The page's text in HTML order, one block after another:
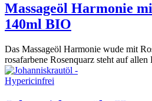
Massageöl Harmonie
140ml BIO
Das Massageöl Harmonie wude mit
rosafarbene Rosenquarz steht auf